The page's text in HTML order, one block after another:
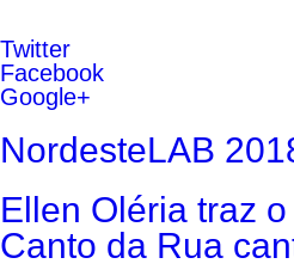
Twitter
Facebook
Google+
NordesteLAB
Ellen Oléria traz
Canto da Rua